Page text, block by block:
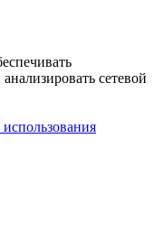
сетевой